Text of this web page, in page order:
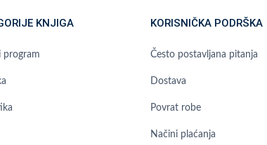
KNJIGA
program
KORISNIČKA PODRŠKA
Često postavljana pitanja
Dostava
Povrat robe
Načini plaćanja